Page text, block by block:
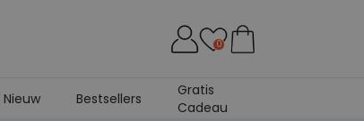
0
Nieuw Bestsellers
Gratis
Cadeau